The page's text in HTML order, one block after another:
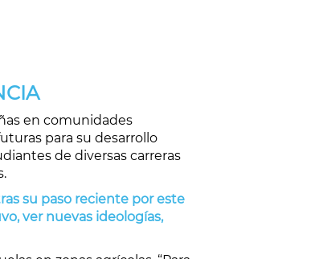
en comunidades
para su desarrollo
de diversas carreras
su paso reciente por este
ver nuevas ideologías,